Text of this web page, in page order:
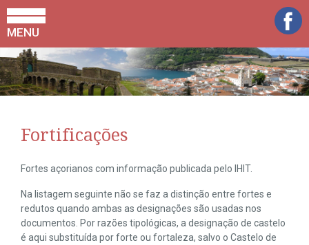
MENU
Fortificações
Fortes açorianos com informação publicada pelo IHIT.
Na listagem seguinte não se faz a distinção entre fortes e
redutos quando ambas as designações são usadas nos
documentos. Por razões tipológicas, a designação de castelo
é aqui substituída por forte ou fortaleza, salvo o Castelo de